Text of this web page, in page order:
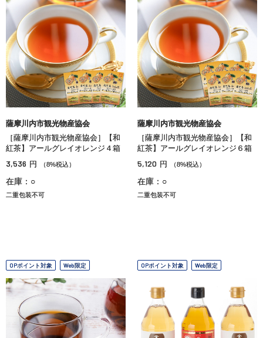
薩摩川内市観光物産協会
［薩摩川内市観光物産協会］【和
紅茶】アールグレイオレンジ４箱
3,536 円 （8%税込）
在庫：○
二重包装不可
薩摩川内市観光物産協会
［薩摩川内市観光物産協会］【和
紅茶】アールグレイオレンジ６箱
5,120 円 （8%税込）
在庫：○
二重包装不可
OPポイント対象 Web限定 OPポイント対象 Web限定